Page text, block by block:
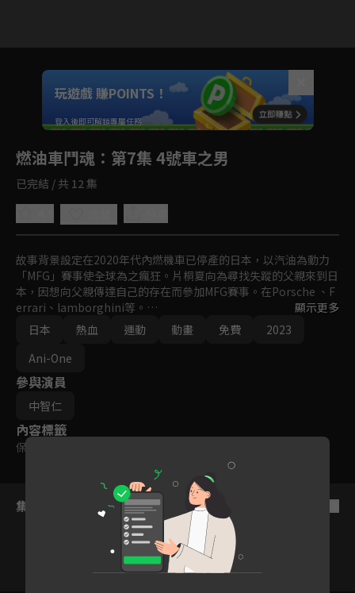
Unmute
如有不便請見諒
玩遊戲 賺POINTS！
登入後即可解鎖專屬任務
燃油車鬥魂 ：第7集 4號車之男
已完結 / 共 12 集
故事背景設定在2020年代內燃機車已停產的日本，以汽油為動力
「MFG」賽事使全球為之瘋狂。片桐夏向為尋找失蹤的父親來到日
本，因想向父親傳達自己的存在而參加MFG賽事。在Porsche 、F
errari、lamborghini等。
超跑參賽的局面下，夏向以2.0 L無渦輪增壓的Toyota 86迎戰敵
手。
夏向與寄宿家庭獨身女西園寺戀之間的故事，還有MFG賽車手們互
顯示更多
日本
熱血 運動 動畫 免費
2023
Ani-One
參與演員
中智仁
內容標籤
保護級
集數列表